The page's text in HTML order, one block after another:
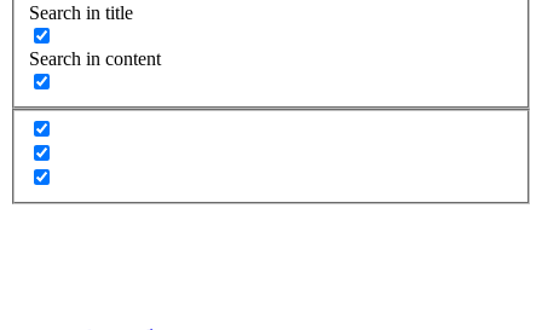
Search in title
Search in content